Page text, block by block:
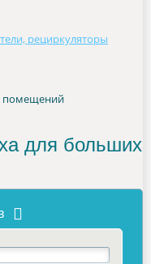
рециркуляторы
помещений
для больших